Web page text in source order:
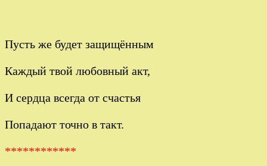
Пусть же будет защищённым
Каждый твой любовный акт,
И сердца всегда от счастья
Попадают точно в такт.
************